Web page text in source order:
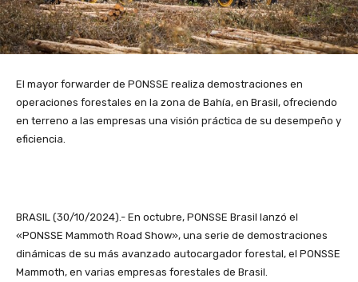
El mayor forwarder de PONSSE realiza demostraciones en
operaciones forestales en la zona de Bahía, en Brasil, ofreciendo
en terreno a las empresas una visión práctica de su desempeño y
eficiencia.
BRASIL (30/10/2024).- En octubre, PONSSE Brasil lanzó el
«PONSSE Mammoth Road Show», una serie de demostraciones
dinámicas de su más avanzado autocargador forestal, el PONSSE
Mammoth, en varias empresas forestales de Brasil.